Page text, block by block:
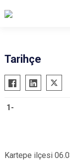
Gebze
Gölcük
Kandıra
Derince
Tarihçe
1-
Kartepe ilçesi